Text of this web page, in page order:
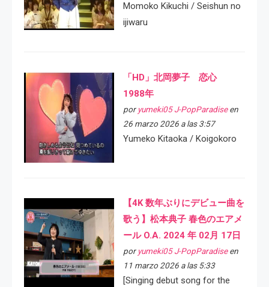
Momoko Kikuchi / Seishun no
ijiwaru
「HD」北岡夢子 恋心
1988年
por yumeki05 J-PopParadiseen
26 marzo 2026 a las 3:57
Yumeko Kitaoka / Koigokoro
【4K 数年ぶりにデビュー曲を
歌う】松本典子 春色のエアメ
ール O.A. 2024 年 02月 17日
por yumeki05 J-PopParadiseen
11 marzo 2026 a las 5:33
[Singing debut song for the